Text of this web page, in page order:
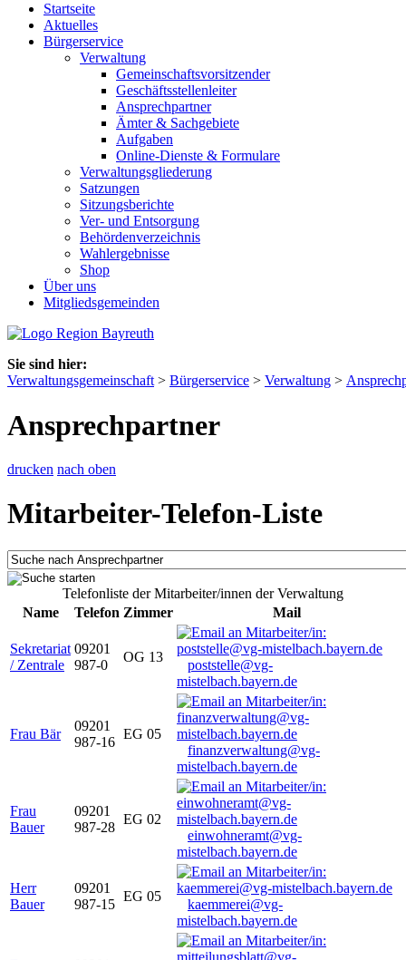
Startseite
Aktuelles
Bürgerservice
Verwaltung
Gemeinschaftsvorsitzender
Geschäftsstellenleiter
Ansprechpartner
Ämter & Sachgebiete
Aufgaben
Online-Dienste & Formulare
Verwaltungsgliederung
Satzungen
Sitzungsberichte
Ver- und Entsorgung
Behördenverzeichnis
Wahlergebnisse
Shop
Über uns
Mitgliedsgemeinden
Sie sind hier:
Verwaltungsgemeinschaft > Bürgerservice > Verwaltung >
Ansprechpartner
drucken nach oben
Mitarbeiter-Telefon-Liste
Telefonliste der Mitarbeiter/innen der Verwaltung
Name
Telefon Zimmer Mail
Sekretariat
/ Zentrale
09201
987-0
OG 13
poststelle@vg-
mistelbach.bayern.de
Frau Bär
09201
987-16
EG 05
finanzverwaltung@vg-
mistelbach.bayern.de
Frau
Bauer
09201
987-28
EG 02
einwohneramt@vg-
mistelbach.bayern.de
Herr
Bauer
09201
987-15
EG 05
kaemmerei@vg-
mistelbach.bayern.de